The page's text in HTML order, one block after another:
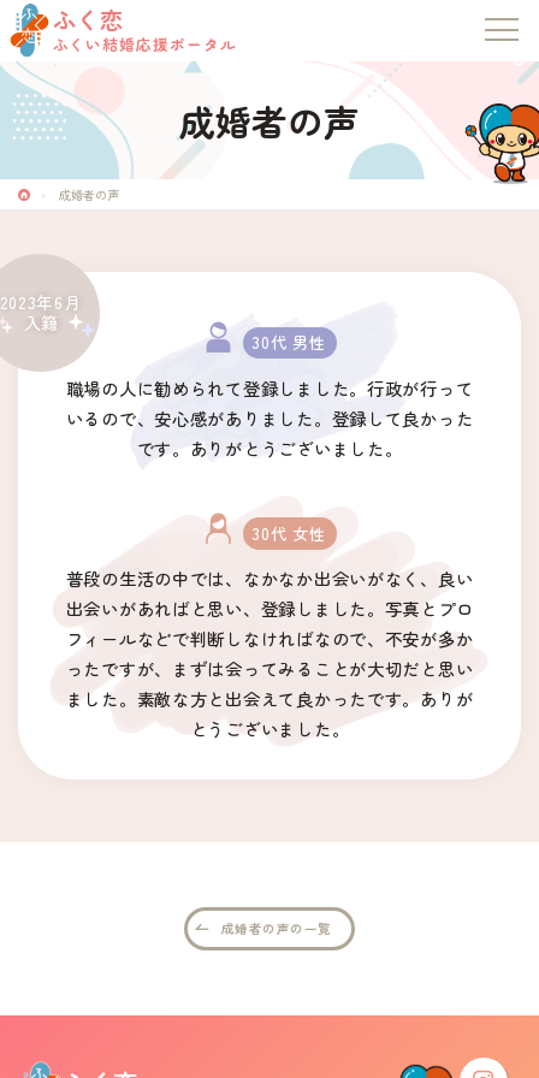
ふく恋
ふくい結婚応援ポータル
ふく恋
ふくい結婚応援ポータル
トップページ
お知らせ
マッチングシステム
イベント・セミナー
婚活支援事業
お役立ち情報
成婚者の声
成婚者の声
2023年6月
入籍
30代 男性
職場の人に勧められて登録しました。行政が行って
いるので、安心感がありました。登録して良かった
です。ありがとうございました。
30代 女性
普段の生活の中では、なかなか出会いがなく、良い
出会いがあればと思い、登録しました。写真とプロ
フィールなどで判断しなければなので、不安が多か
ったですが、まずは会ってみることが大切だと思い
ました。素敵な方と出会えて良かったです。ありが
とうございました。
成婚者の声の一覧